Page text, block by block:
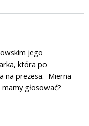
jego
która po
na prezesa. Mierna
głosować?